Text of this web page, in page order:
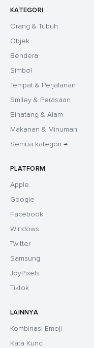
KATEGORI
Orang & Tubuh
Objek
Bendera
Simbol
Tempat & Perjalanan
Smiley & Perasaan
Binatang & Alam
Makanan & Minuman
Semua kategori →
PLATFORM
Apple
Google
Facebook
Windows
Twitter
Samsung
JoyPixels
Tiktok
LAINNYA
Kombinasi Emoji
Kata Kunci